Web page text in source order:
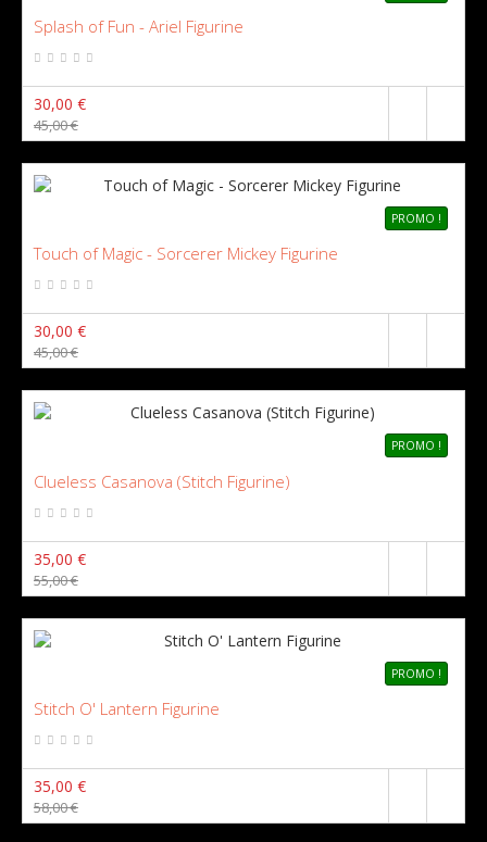
Splash of Fun - Ariel Figurine
30,00 €
45,00 €
PROMO !
Touch of Magic - Sorcerer Mickey Figurine
30,00 €
45,00 €
PROMO !
Clueless Casanova (Stitch Figurine)
35,00 €
55,00 €
PROMO !
Stitch O' Lantern Figurine
35,00 €
58,00 €